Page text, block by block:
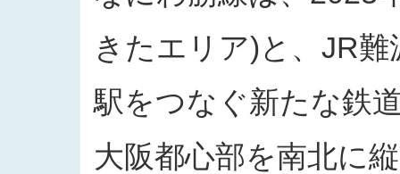
きたエリア)と、JR
駅をつなぐ新たな鉄
大阪都心部を南北に